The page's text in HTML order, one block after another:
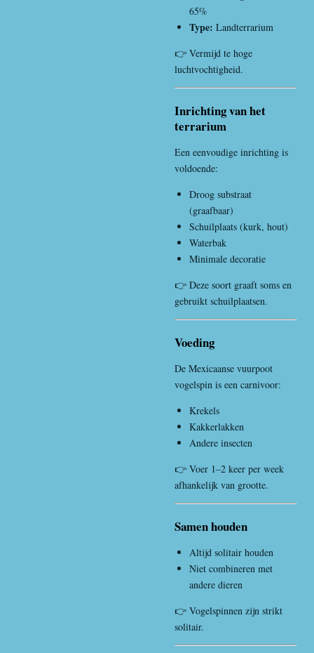
65%
Type: Landterrarium
👉 Vermijd te hoge
luchtvochtigheid.
Inrichting van het
terrarium
Een eenvoudige inrichting is
voldoende:
Droog substraat
(graafbaar)
Schuilplaats (kurk, hout)
Waterbak
Minimale decoratie
👉 Deze soort graaft soms en
gebruikt schuilplaatsen.
Voeding
De Mexicaanse vuurpoot
vogelspin is een carnivoor:
Krekels
Kakkerlakken
Andere insecten
👉 Voer 1–2 keer per week
afhankelijk van grootte.
Samen houden
Altijd solitair houden
Niet combineren met
andere dieren
👉 Vogelspinnen zijn strikt
solitair.